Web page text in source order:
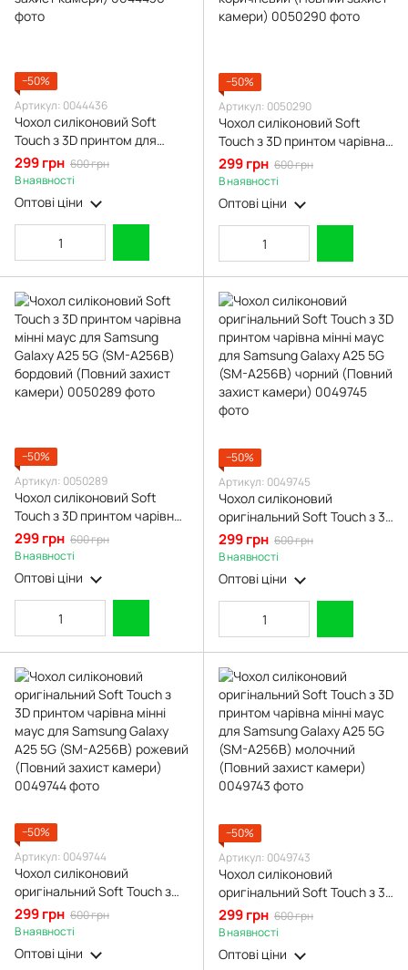
−50%
Артикул: 0044436
Чохол силіконовий Soft
Touch з 3D принтом для
Samsung Galaxy A25 5G (SM-
A256B) бордовий (Повний
захист камери)
299 грн 600 грн
В наявності
Оптові ціни
−50%
Артикул: 0050290
Чохол силіконовий Soft
Touch з 3D принтом чарівна
мінні маус для Samsung
Galaxy A25 5G (SM-A256B)
коричневий (Повний захист
камери)
299 грн 600 грн
В наявності
Оптові ціни
−50%
Артикул: 0050289
Чохол силіконовий Soft
Touch з 3D принтом чарівна
мінні маус для Samsung
Galaxy A25 5G (SM-A256B)
бордовий (Повний захист
камери)
299 грн 600 грн
В наявності
Оптові ціни
−50%
Артикул: 0049745
Чохол силіконовий
оригінальний Soft Touch з 3D
принтом чарівна мінні маус
для Samsung Galaxy A25 5G
(SM-A256B) чорний (Повний
захист камери)
299 грн 600 грн
В наявності
Оптові ціни
−50%
Артикул: 0049744
Чохол силіконовий
оригінальний Soft Touch з
3D принтом чарівна мінні
маус для Samsung Galaxy
A25 5G (SM-A256B) рожевий
(Повний захист камери)
299 грн 600 грн
В наявності
Оптові ціни
−50%
Артикул: 0049743
Чохол силіконовий
оригінальний Soft Touch з 3D
принтом чарівна мінні маус
для Samsung Galaxy A25 5G
(SM-A256B) молочний
(Повний захист камери)
299 грн 600 грн
В наявності
Оптові ціни